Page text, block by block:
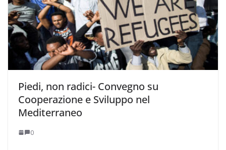
Piedi, non radici- Convegno su
Cooperazione e Sviluppo nel
Mediterraneo
0